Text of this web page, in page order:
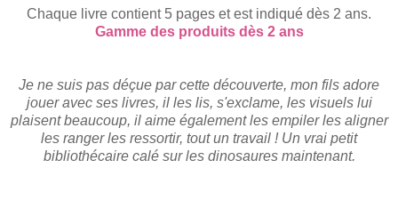
Chaque livre contient 5 pages et est indiqué dès 2 ans.
Gamme des produits dès 2 ans
Je ne suis pas déçue par cette découverte, mon fils adore
jouer avec ses livres, il les lis, s'exclame, les visuels lui
plaisent beaucoup, il aime également les empiler les aligner
les ranger les ressortir, tout un travail ! Un vrai petit
bibliothécaire calé sur les dinosaures maintenant.